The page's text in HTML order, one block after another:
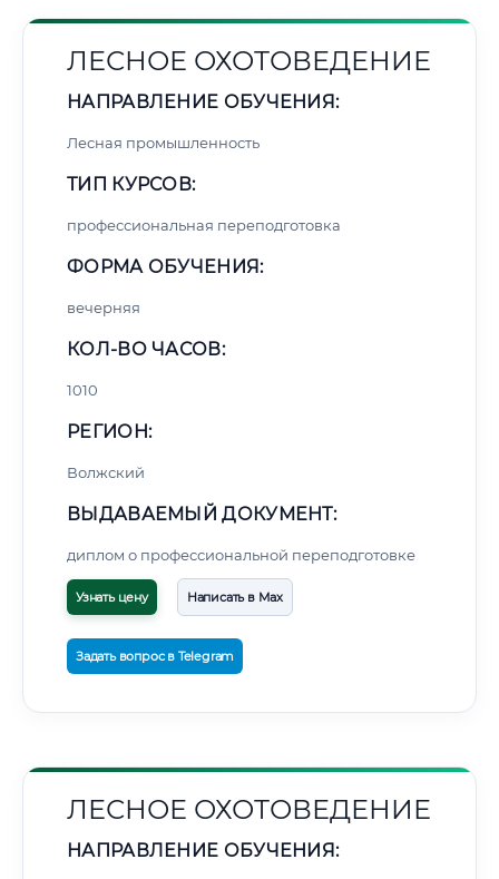
ЛЕСНОЕ ОХОТОВЕДЕНИЕ
НАПРАВЛЕНИЕ ОБУЧЕНИЯ:
Лесная промышленность
ТИП КУРСОВ:
профессиональная переподготовка
ФОРМА ОБУЧЕНИЯ:
вечерняя
КОЛ-ВО ЧАСОВ:
1010
РЕГИОН:
Волжский
ВЫДАВАЕМЫЙ ДОКУМЕНТ:
диплом о профессиональной переподготовке
Узнать цену Написать в Max
Задать вопрос в Telegram
ЛЕСНОЕ ОХОТОВЕДЕНИЕ
НАПРАВЛЕНИЕ ОБУЧЕНИЯ: